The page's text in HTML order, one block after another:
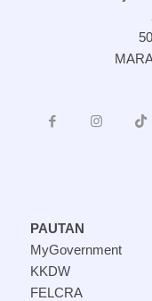
PAUTAN
MyGovernment
KKDW
FELCRA